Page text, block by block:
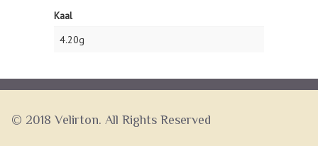
Kaal
4.20g
© 2018 Velirton. All Rights Reserved